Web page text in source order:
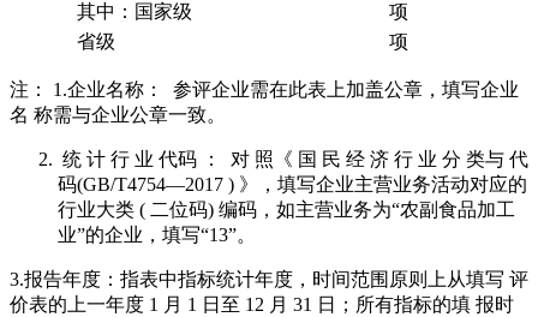
其中：国家级
项
省级
项
注： 1.企业名称： 参评企业需在此表上加盖公章，填写企业
名 称需与企业公章一致。
统 计 行 业 代码 ： 对 照《 国 民 经 济 行 业 分 类与 代
码(GB/T4754—2017 ) 》，填写企业主营业务活动对应的
行业大类 ( 二位码) 编码，如主营业务为“农副食品加工
业”的企业，填写“13”。
3.报告年度：指表中指标统计年度，时间范围原则上从填写 评
价表的上一年度 1 月 1 日至 12 月 31 日；所有指标的填 报时